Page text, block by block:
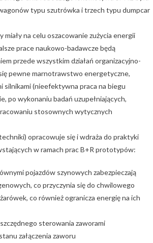
typu szutrówka i trzech typu dumpcar
na celu oszacowanie zużycia energii
prace naukowo-badawcze będą
przede wszystkim działań organizacyjno-
pewne marnotrawstwo energetyczne,
silnikami (nieefektywna praca na biegu
po wykonaniu badań uzupełniających,
stosownych wytycznych
opracowuje się i wdraża do praktyki
w ramach prac B+R prototypów:
pojazdów szynowych zabezpieczają
co przyczynia się do chwilowego
co również ogranicza energię na ich
sterowania zaworami
załączenia zaworu